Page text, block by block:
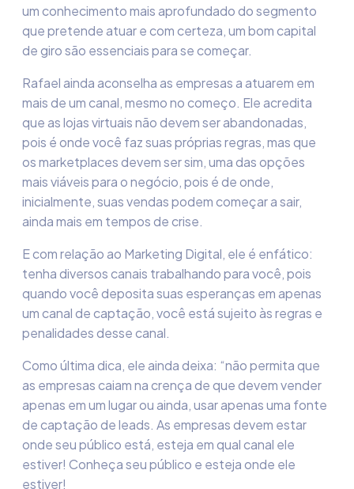
um conhecimentomais aprofundadodo segmento
que pretende atuare com certeza, um bom capital
de giro são essenciais para se começar.
Rafael ainda aconselha as empresas a atuarem em
mais de um canal, mesmo no começo. Ele acredita
que as lojas virtuais não devem ser abandonadas,
pois é onde você faz suas próprias regras, mas que
osmarketplacesdevem ser sim, uma das opções
mais viáveis para o negócio, pois é de onde,
inicialmente, suas vendas podem começar a sair,
ainda mais em tempos de crise.
E com relação ao Marketing Digital, ele é enfático:
tenha diversos canais trabalhando para você, pois
quando você deposita suas esperanças em apenas
um canal de captação, você está sujeito às regras e
penalidades desse canal.
Como última dica, ele ainda deixa: “não permita que
as empresascaiam na crença de que devem vender
apenas em um lugar ou ainda, usar apenas uma fonte
de captação de leads. As empresas devem estar
ondeseu público está, esteja em qual canal ele
estiver! Conheça seu público e esteja onde ele
estiver!